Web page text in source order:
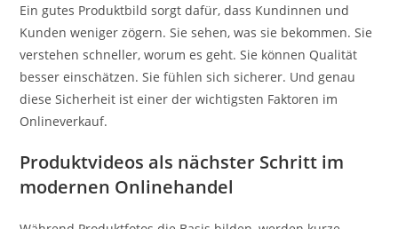
Ein gutes Produktbild sorgt dafür, dass Kundinnen und
Kunden weniger zögern. Sie sehen, was sie bekommen. Sie
verstehen schneller, worum es geht. Sie können Qualität
besser einschätzen. Sie fühlen sich sicherer. Und genau
diese Sicherheit ist einer der wichtigsten Faktoren im
Onlineverkauf.
Produktvideos als nächster Schritt im
modernen Onlinehandel